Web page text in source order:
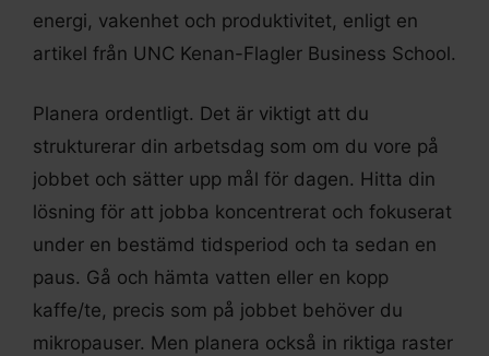
energi, vakenhet och produktivitet, enligt en
artikel från UNC Kenan-Flagler Business School.
Planera ordentligt. Det är viktigt att du
strukturerar din arbetsdag som om du vore på
jobbet och sätter upp mål för dagen. Hitta din
lösning för att jobba koncentrerat och fokuserat
under en bestämd tidsperiod och ta sedan en
paus. Gå och hämta vatten eller en kopp
kaffe/te, precis som på jobbet behöver du
mikropauser. Men planera också in riktiga raster